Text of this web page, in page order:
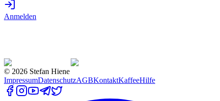
Anmelden
© 2026 Stefan Hiene
ImpressumDatenschutzAGBKontaktKaffeeHilfe